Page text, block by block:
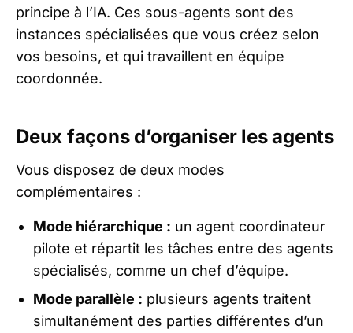
principe à l’IA. Ces sous-agents sont des
instances spécialisées que vous créez selon
vos besoins, et qui travaillent en équipe
coordonnée.
Deux façons d’organiser les agents
Vous disposez de deux modes
complémentaires :
Mode hiérarchique : un agent coordinateur
pilote et répartit les tâches entre des agents
spécialisés, comme un chef d’équipe.
Mode parallèle : plusieurs agents traitent
simultanément des parties différentes d’un